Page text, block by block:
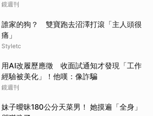
鏡週刊
誰家的狗？ 雙寶跑去沼澤打滾「主人頭很
痛」
Styletc
用AI改履歷應徵 收面試通知才發現「工作
經驗被美化」！他嘆：像詐騙
鏡週刊
妹子曖昧180公分天菜男！ 她摸遍「全身」